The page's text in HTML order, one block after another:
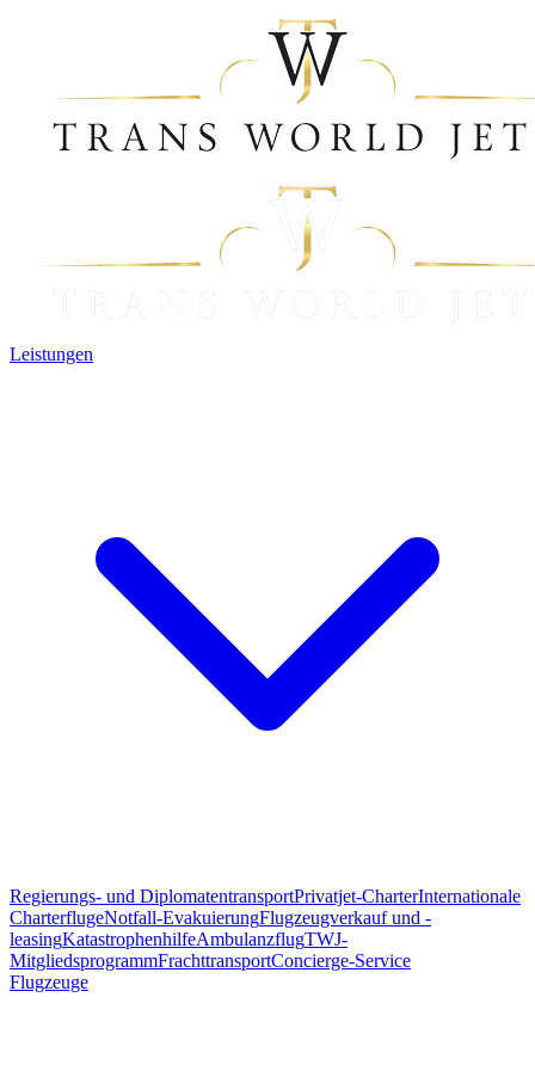
Leistungen
Regierungs- und DiplomatentransportPrivatjet-CharterInternationale
CharterflugeNotfall-EvakuierungFlugzeugverkauf und -
leasingKatastrophenhilfeAmbulanzflugTWJ-
MitgliedsprogrammFrachttransportConcierge-Service
Flugzeuge